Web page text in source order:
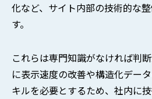
化など、サイト内部の技術的な
す。
これらは専門知識がなければ判
に表示速度の改善や構造化デー
キルを必要とするため、社内に